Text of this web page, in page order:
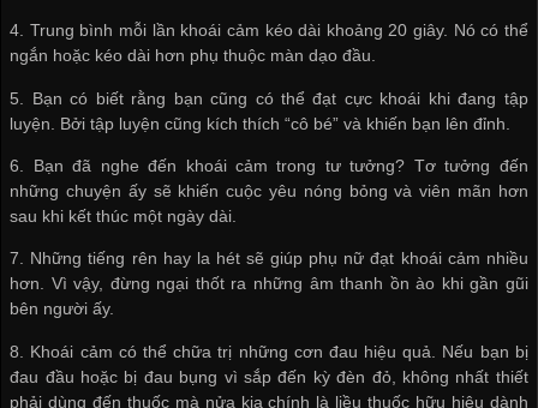
4. Trung bình mỗi lần khoái cảm kéo dài khoảng 20 giây. Nó có thể
ngắn hoặc kéo dài hơn phụ thuộc màn dạo đầu.
5. Bạn có biết rằng bạn cũng có thể đạt cực khoái khi đang tập
luyện. Bởi tập luyện cũng kích thích “cô bé” và khiến bạn lên đỉnh.
6. Bạn đã nghe đến khoái cảm trong tư tưởng? Tơ tưởng đến
những chuyện ấy sẽ khiến cuộc yêu nóng bỏng và viên mãn hơn
sau khi kết thúc một ngày dài.
7. Những tiếng rên hay la hét sẽ giúp phụ nữ đạt khoái cảm nhiều
hơn. Vì vậy, đừng ngại thốt ra những âm thanh ồn ào khi gần gũi
bên người ấy.
8. Khoái cảm có thể chữa trị những cơn đau hiệu quả. Nếu bạn bị
đau đầu hoặc bị đau bụng vì sắp đến kỳ đèn đỏ, không nhất thiết
phải dùng đến thuốc mà nửa kia chính là liều thuốc hữu hiệu dành